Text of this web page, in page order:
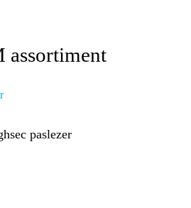
assortiment
paslezer